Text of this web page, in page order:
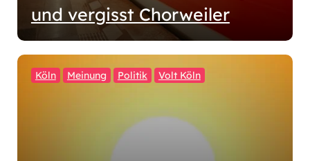
und vergisst Chorweiler
Köln Meinung Politik Volt Köln